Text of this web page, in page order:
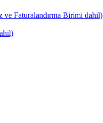
Faturalandırma Birimi dahil)